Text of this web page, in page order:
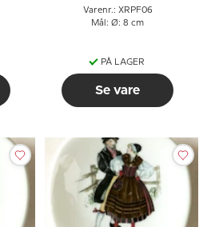
Varenr.: XRPF06
Mål: Ø: 8 cm
PÅ LAGER
Se vare